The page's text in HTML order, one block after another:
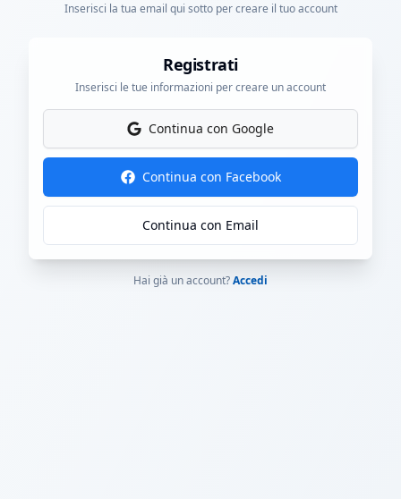
Inserisci la tua email qui sotto per creare il tuo account
Registrati
Inserisci le tue informazioni per creare un account
Continua con Google
Continua con Facebook
Continua con Email
Hai già un account?Accedi